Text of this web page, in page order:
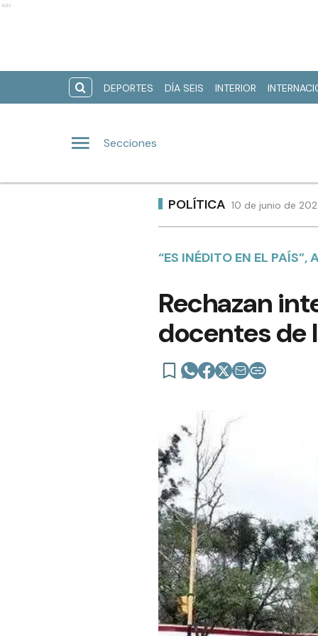
Ads
DEPORTES DÍA SEIS INTERIOR
Secciones
POLÍTICA 10 de junio de
“ES INÉDITO EN EL PAÍS”,
Rechazan
docentes de